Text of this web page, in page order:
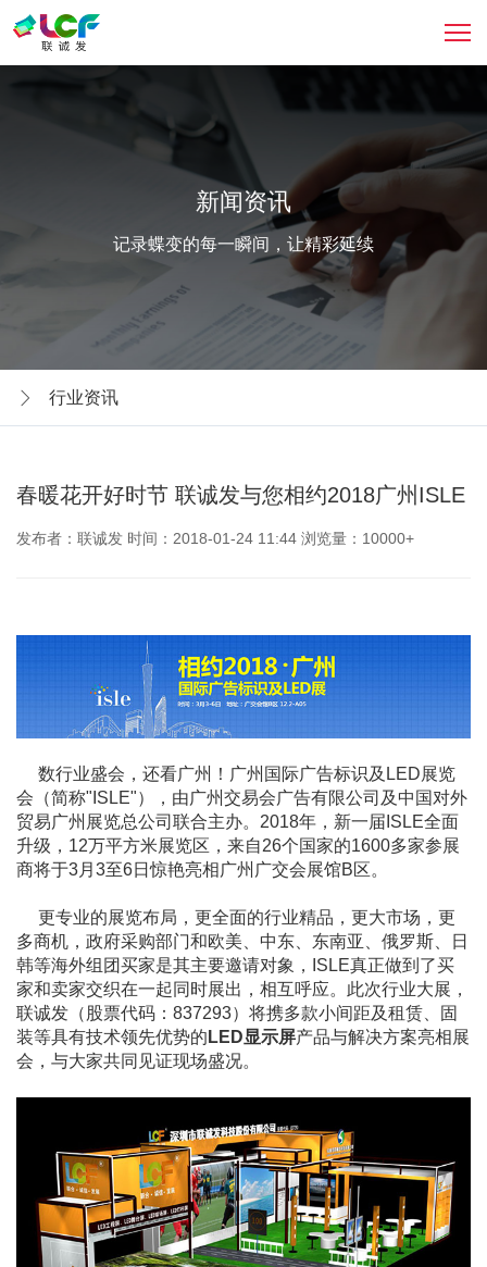
新闻资讯
记录蝶变的每一瞬间，让精彩延续
行业资讯
春暖花开好时节 联诚发与您相约2018广州ISLE
发布者：联诚发 时间：2018-01-24 11:44 浏览量：10000+
数行业盛会，还看广州！广州国际广告标识及LED展览
会（简称"ISLE"），由广州交易会广告有限公司及中国对外
贸易广州展览总公司联合主办。2018年，新一届ISLE全面
升级，12万平方米展览区，来自26个国家的1600多家参展
商将于3月3至6日惊艳亮相广州广交会展馆B区。
更专业的展览布局，更全面的行业精品，更大市场，更
多商机，政府采购部门和欧美、中东、东南亚、俄罗斯、日
韩等海外组团买家是其主要邀请对象，ISLE真正做到了买
家和卖家交织在一起同时展出，相互呼应。此次行业大展，
联诚发（股票代码：837293）将携多款小间距及租赁、固
装等具有技术领先优势的 LED显示屏产品与解决方案亮相展
会，与大家共同见证现场盛况。